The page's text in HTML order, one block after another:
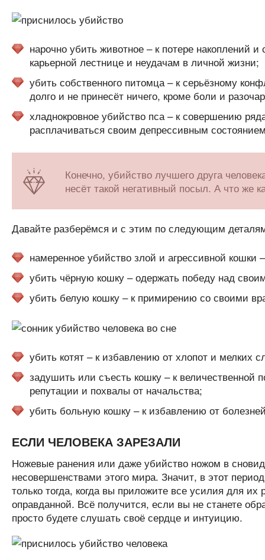
нарочно убить животное – к потере накоплений
карьерной лестнице и неудачам в личной жизни;
убить собственного питомца – к серьёзному
долго и не принесёт ничего, кроме боли и
хладнокровное убийство пса – к совершению
расплачиваться своим депрессивным
Конечно, убийство лучшего друга
несёт такой негативный посыл. А что же
Давайте разберёмся и с этим по следующим
намеренное убийство злой и агрессивной
убить чёрную кошку – одержать победу над
убить белую кошку – к примирению со своими
убить котят – к избавлению от хлопот и мелких
задушить или съесть кошку – к
репутации и похвалы от начальства;
убить больную кошку – к избавлению от
ЕСЛИ ЧЕЛОВЕКА ЗАРЕЗАЛИ
Ножевые ранения или даже убийство ножом в
несовершенствами этого мира. Значит, в этот
только тогда, когда вы приложите все усилия для
оправданной. Всё получится, если вы не станете
просто будете слушать своё сердце и интуицию.